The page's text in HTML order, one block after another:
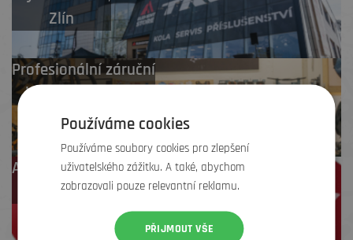
Zlín
Profesionální záruční
i pozáruční servis
Až 4 % cashback
na další nákup
Používáme cookies
Používáme soubory cookies pro zlepšení
uživatelského zážitku. A také, abychom
zobrazovali pouze relevantní reklamu.
PŘIJMOUT VŠE